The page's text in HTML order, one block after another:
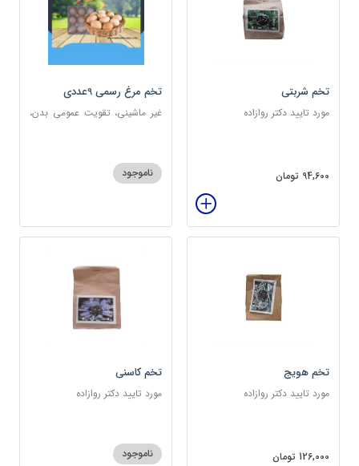
تخم شربتی
مورد تایید دکتر روازاده
94,600 تومان
تخم مرغ رسمی 9عددی
غیر ماشینی، تقویت عمومی بدن،
ناموجود
تخم هویج
مورد تایید دکتر روازاده
126,000 تومان
تخم کاسنی
مورد تایید دکتر روازاده
ناموجود